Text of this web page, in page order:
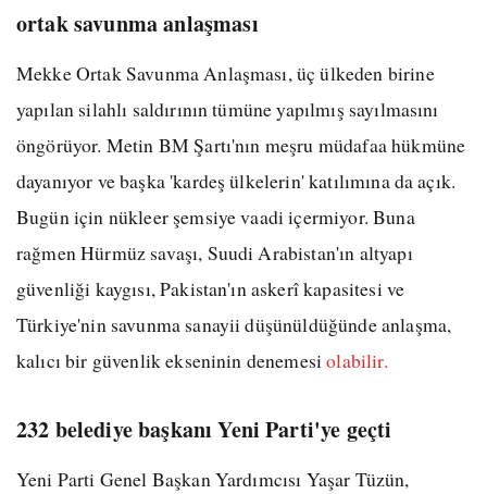
ortak savunma anlaşması
Mekke Ortak Savunma Anlaşması, üç ülkeden birine
yapılan silahlı saldırının tümüne yapılmış sayılmasını
öngörüyor. Metin BM Şartı'nın meşru müdafaa hükmüne
dayanıyor ve başka 'kardeş ülkelerin' katılımına da açık.
Bugün için nükleer şemsiye vaadi içermiyor. Buna
rağmen Hürmüz savaşı, Suudi Arabistan'ın altyapı
güvenliği kaygısı, Pakistan'ın askerî kapasitesi ve
Türkiye'nin savunma sanayii düşünüldüğünde anlaşma,
kalıcı bir güvenlik ekseninin denemesiolabilir.
232 belediye başkanı Yeni Parti'ye geçti
Yeni Parti Genel Başkan Yardımcısı Yaşar Tüzün,